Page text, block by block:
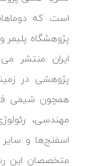
است که
پژوهشگاه پلیمر
ایران منتشر
پژوهشی در
همچون شیمی
مهندسی،
اسفنج‌ها و
متخصصان این